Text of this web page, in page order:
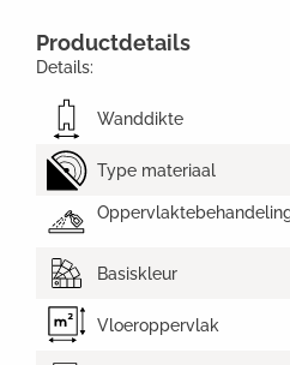
Productdetails
Details:
Wanddikte
Type materiaal
Basiskleur
Vloeroppervlak